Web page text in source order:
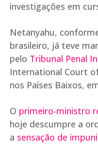
investigações em
Netanyahu,
brasileiro, já teve
pelo Tribunal Penal
International Court
nos Países Baixos,
O primeiro-ministro
hoje descumpre a
a sensação de